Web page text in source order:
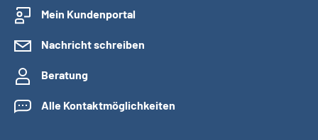
Mein Kundenportal
Nachricht schreiben
Beratung
Alle Kontaktmöglichkeiten